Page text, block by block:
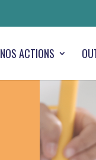
NOS ACTIONS